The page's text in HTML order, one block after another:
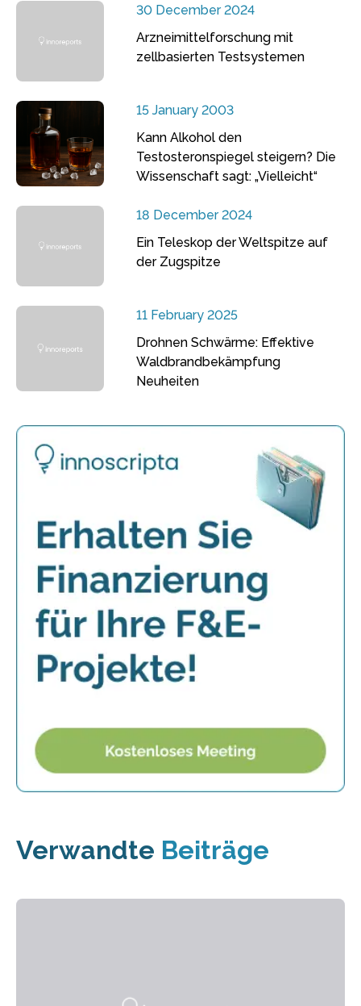
30 December 2024
Arzneimittelforschung mit
zellbasierten Testsystemen
15 January 2003
Kann Alkohol den
Testosteronspiegel steigern? Die
Wissenschaft sagt: „Vielleicht“
18 December 2024
Ein Teleskop der Weltspitze auf
der Zugspitze
11 February 2025
Drohnen Schwärme: Effektive
Waldbrandbekämpfung
Neuheiten
Verwandte Beiträge